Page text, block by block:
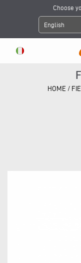
Choose
English
HOME /